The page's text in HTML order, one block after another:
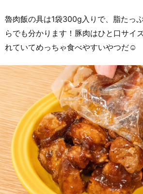
魯肉飯の具は1袋300g入りで、脂たっ
らでも分かります！豚肉はひと口サイ
れていてめっちゃ食べやすいやつだ☺